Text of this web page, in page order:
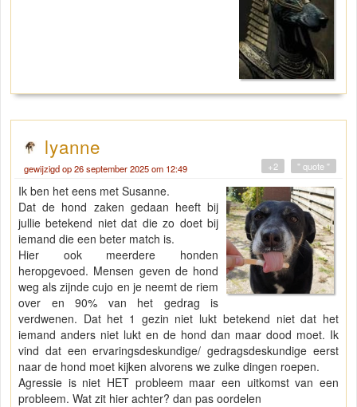
lyanne
gewijzigd op 26 september 2025 om 12:49 " quote "
+2
Ik ben het eens met Susanne.
Dat de hond zaken gedaan heeft bij
jullie betekend niet dat die zo doet bij
iemand die een beter match is.
Hier ook meerdere honden
heropgevoed. Mensen geven de hond
weg als zijnde cujo en je neemt de riem
over en 90% van het gedrag is
verdwenen. Dat het 1 gezin niet lukt betekend niet dat het
iemand anders niet lukt en de hond dan maar dood moet. Ik
vind dat een ervaringsdeskundige/ gedragsdeskundige eerst
naar de hond moet kijken alvorens we zulke dingen roepen.
Agressie is niet HET probleem maar een uitkomst van een
probleem. Wat zit hier achter? dan pas oordelen